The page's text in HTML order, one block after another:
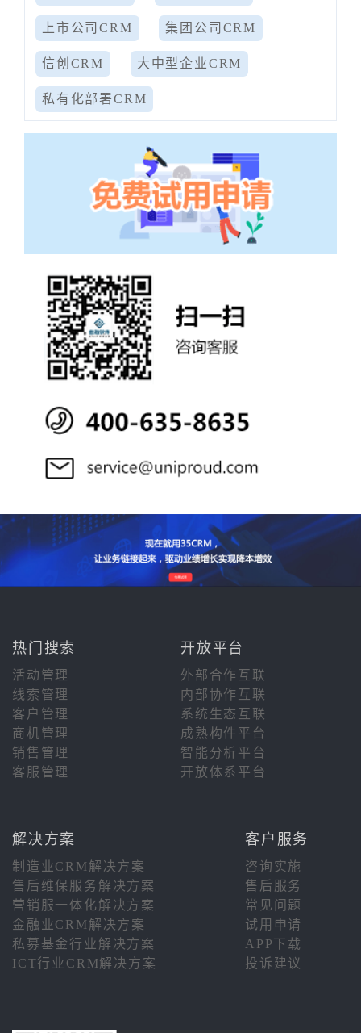
上市公司CRM 集团公司CRM
信创CRM 大中型企业CRM
私有化部署CRM
热门搜索 开放平台
活动管理
外部合作互联
线索管理
内部协作互联
客户管理
系统生态互联
商机管理
成熟构件平台
销售管理
智能分析平台
客服管理
开放体系平台
解决方案 客户服务
制造业CRM解决方案
咨询实施
售后维保服务解决方案
售后服务
营销服一体化解决方案
常见问题
金融业CRM解决方案
试用申请
私募基金行业解决方案
APP下载
ICT行业CRM解决方案
投诉建议